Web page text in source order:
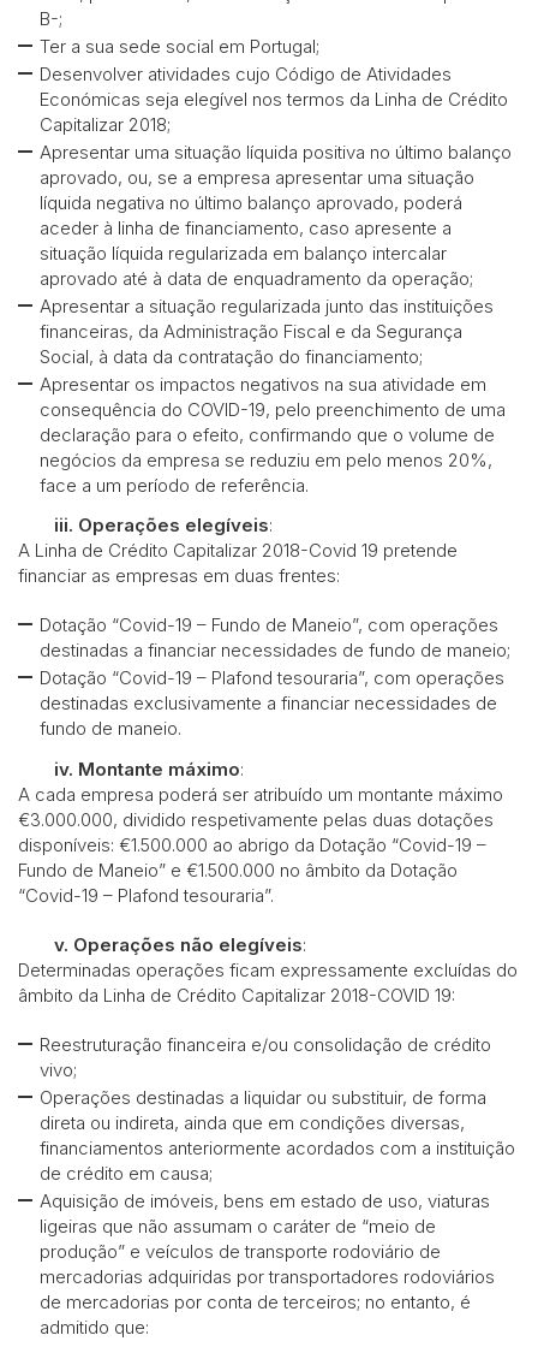
B-;
Ter a sua sede social em Portugal;
Desenvolver atividades cujo Código de Atividades
Económicas seja elegível nos termos da Linha de Crédito
Capitalizar 2018;
Apresentar uma situação líquida positiva no último balanço
aprovado, ou, se a empresa apresentar uma situação
líquida negativa no último balanço aprovado, poderá
aceder à linha de financiamento, caso apresente a
situação líquida regularizada em balanço intercalar
aprovado até à data de enquadramento da operação;
Apresentar a situação regularizada junto das instituições
financeiras, da Administração Fiscal e da Segurança
Social, à data da contratação do financiamento;
Apresentar os impactos negativos na sua atividade em
consequência do COVID-19, pelo preenchimento de uma
declaração para o efeito, confirmando que o volume de
negócios da empresa se reduziu em pelo menos 20%,
face a um período de referência.
iii. Operações elegíveis:
A Linha de Crédito Capitalizar 2018-Covid 19 pretende
financiar as empresas em duas frentes:
Dotação “Covid-19 – Fundo de Maneio”, com operações
destinadas a financiar necessidades de fundo de maneio;
Dotação “Covid-19 – Plafond tesouraria”, com operações
destinadas exclusivamente a financiar necessidades de
fundo de maneio.
iv. Montante máximo:
A cada empresa poderá ser atribuído um montante máximo
€3.000.000, dividido respetivamente pelas duas dotações
disponíveis: €1.500.000 ao abrigo da Dotação “Covid-19 –
Fundo de Maneio” e €1.500.000 no âmbito da Dotação
“Covid-19 – Plafond tesouraria”.
v. Operações não elegíveis:
Determinadas operações ficam expressamente excluídas do
âmbito da Linha de Crédito Capitalizar 2018-COVID 19:
Reestruturação financeira e/ou consolidação de crédito
vivo;
Operações destinadas a liquidar ou substituir, de forma
direta ou indireta, ainda que em condições diversas,
financiamentos anteriormente acordados com a instituição
de crédito em causa;
Aquisição de imóveis, bens em estado de uso, viaturas
ligeiras que não assumam o caráter de “meio de
produção” e veículos de transporte rodoviário de
mercadorias adquiridas por transportadores rodoviários
de mercadorias por conta de terceiros; no entanto, é
admitido que: